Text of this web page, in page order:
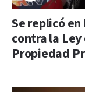
Se replicó
contra la
Propiedad